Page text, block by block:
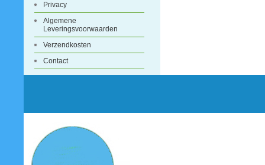
Privacy
Algemene
Leveringsvoorwaarden
Verzendkosten
Contact